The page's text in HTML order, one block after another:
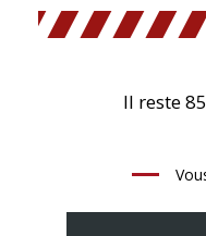
Il reste